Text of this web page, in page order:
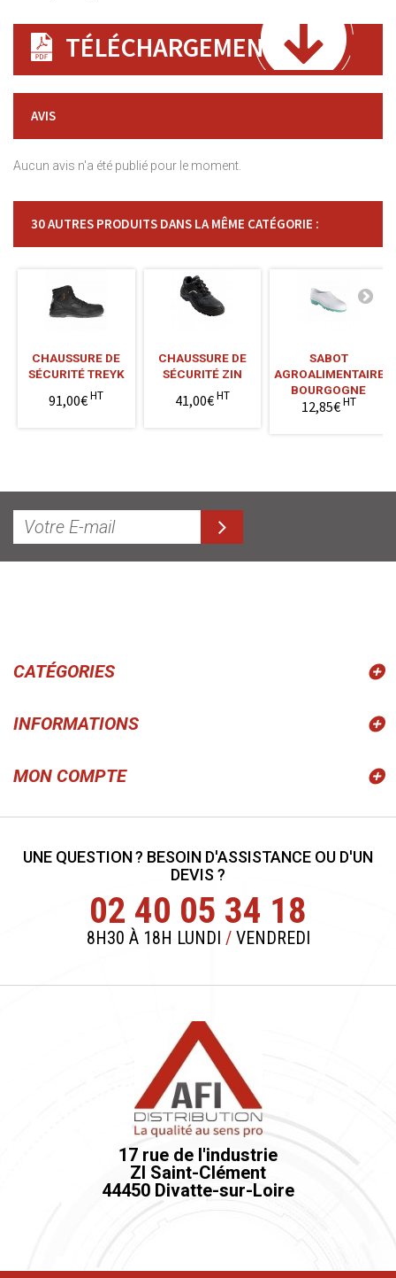
TÉLÉCHARGEMENT
AVIS
Aucun avis n'a été publié pour le moment.
30 AUTRES PRODUITS DANS LA MÊME CATÉGORIE :
CHAUSSURE DE
SÉCURITÉ TREYK
91,00€HT
CHAUSSURE DE
SÉCURITÉ ZIN
41,00€HT
SABOT
AGROALIMENTAIRE
BOURGOGNE
12,85€HT
CATÉGORIES
INFORMATIONS
MON COMPTE
UNE QUESTION ? BESOIN D'ASSISTANCE OU D'UN
DEVIS ?
02 40 05 34 18
8H30 À 18H LUNDI /VENDREDI
17 rue de l'industrie
ZI Saint-Clément
44450 Divatte-sur-Loire